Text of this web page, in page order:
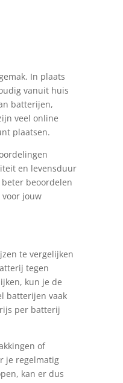
In plaats
vanuit huis
batterijen,
veel online
plaatsen.
en levensduur
beoordelen
jouw
te vergelijken
tegen
kun je de
batterijen vaak
per batterij
of
je regelmatig
kan er dus